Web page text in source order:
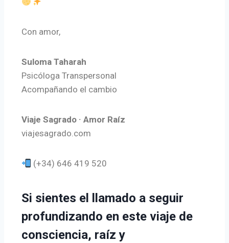
Con amor,
Suloma Taharah
Psicóloga Transpersonal
Acompañando el cambio
Viaje Sagrado · Amor Raíz
viajesagrado.com
(+34) 646 419 520
Si sientes el llamado a seguir
profundizando en este viaje de
consciencia, raíz y